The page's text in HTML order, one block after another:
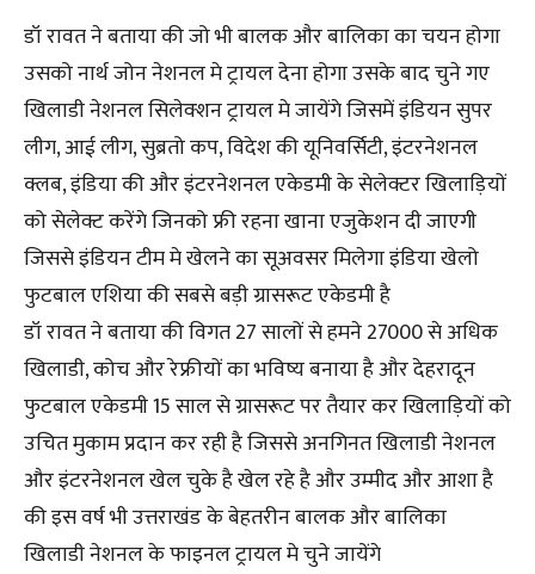
डॉ रावत ने बताया की जो भी बालक और बालिका का चयन होगा
उसको नार्थ जोन नेशनल मे ट्रायल देना होगा उसके बाद चुने गए
खिलाडी नेशनल सिलेक्शन ट्रायल मे जायेंगे जिसमें इंडियन सुपर
लीग, आई लीग, सुब्रतो कप, विदेश की यूनिवर्सिटी, इंटरनेशनल
क्लब, इंडिया की और इंटरनेशनल एकेडमी के सेलेक्टर खिलाड़ियों
को सेलेक्ट करेंगे जिनको फ्री रहना खाना एजुकेशन दी जाएगी
जिससे इंडियन टीम मे खेलने का सूअवसर मिलेगा इंडिया खेलो
फुटबाल एशिया की सबसे बड़ी ग्रासरूट एकेडमी है
डॉ रावत ने बताया की विगत 27 सालों से हमने 27000 से अधिक
खिलाडी, कोच और रेफ्रीयों का भविष्य बनाया है और देहरादून
फुटबाल एकेडमी 15 साल से ग्रासरूट पर तैयार कर खिलाड़ियों को
उचित मुकाम प्रदान कर रही है जिससे अनगिनत खिलाडी नेशनल
और इंटरनेशनल खेल चुके है खेल रहे है और उम्मीद और आशा है
की इस वर्ष भी उत्तराखंड के बेहतरीन बालक और बालिका
खिलाडी नेशनल के फाइनल ट्रायल मे चुने जायेंगे